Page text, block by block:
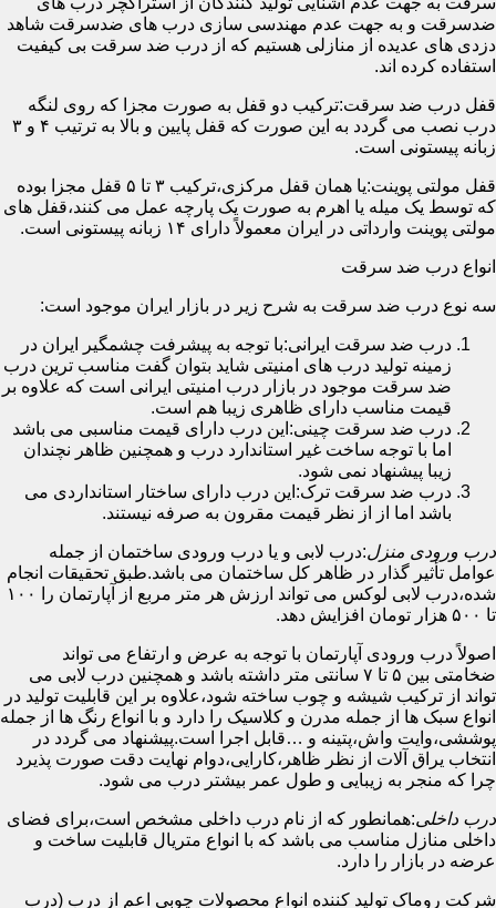
ضدسرقت و به جهت عدم مهندسی سازی درب های ضدسرقت شاهد
دزدی های عدیده از منازلی هستیم که از درب ضد سرقت بی کیفیت
استفاده کرده اند.
قفل درب ضد سرقت:ترکیب دو قفل به صورت مجزا که روی لنگه
درب نصب می گردد به این صورت که قفل پایین و بالا به ترتیب ۴ و ۳
زبانه پیستونی است.
قفل مولتی پوینت:یا همان قفل مرکزی،ترکیب ۳ تا ۵ قفل مجزا بوده
که توسط یک میله یا اهرم به صورت یک پارچه عمل می کنند،قفل های
مولتی پوینت وارداتی در ایران معمولاً دارای ۱۴ زبانه پیستونی است.
انواع درب ضد سرقت
سه نوع درب ضد سرقت به شرح زیر در بازار ایران موجود است:
درب ضد سرقت ایرانی:با توجه به پیشرفت چشمگیر ایران در
زمینه تولید درب های امنیتی شاید بتوان گفت مناسب ترین درب
ضد سرقت موجود در بازار درب امنیتی ایرانی است که علاوه بر
قیمت مناسب دارای ظاهری زیبا هم است.
درب ضد سرقت چینی:این درب دارای قیمت مناسبی می باشد
اما با توجه ساخت غیر استاندارد درب و همچنین ظاهر نچندان
زیبا پیشنهاد نمی شود.
درب ضد سرقت ترک:این درب دارای ساختار استانداردی می
باشد اما از از نظر قیمت مقرون به صرفه نیستند.
درب ورودی منزل:درب لابی و یا درب ورودی ساختمان از جمله
عوامل تأثیر گذار در ظاهر کل ساختمان می باشد.طبق تحقیقات انجام
شده،درب لابی لوکس می تواند ارزش هر متر مربع از آپارتمان را ۱۰۰
تا ۵۰۰ هزار تومان افزایش دهد.
اصولاً درب ورودی آپارتمان با توجه به عرض و ارتفاع می تواند
ضخامتی بین ۵ تا ۷ سانتی متر داشته باشد و همچنین درب لابی می
تواند از ترکیب شیشه و چوب ساخته شود،علاوه بر این قابلیت تولید در
انواع سبک ها از جمله مدرن و کلاسیک را دارد و با انواع رنگ ها از جمله
پوششی،وایت واش،پتینه و …قابل اجرا است.پیشنهاد می گردد در
انتخاب یراق آلات از نظر ظاهر،کارایی،دوام نهایت دقت صورت پذیرد
چرا که منجر به زیبایی و طول عمر بیشتر درب می شود.
درب داخلی:همانطور که از نام درب داخلی مشخص است،برای فضای
داخلی منازل مناسب می باشد که با انواع متریال قابلیت ساخت و
عرضه در بازار را دارد.
شرکت روماک تولید کننده انواع محصولات چوبی اعم از درب (درب